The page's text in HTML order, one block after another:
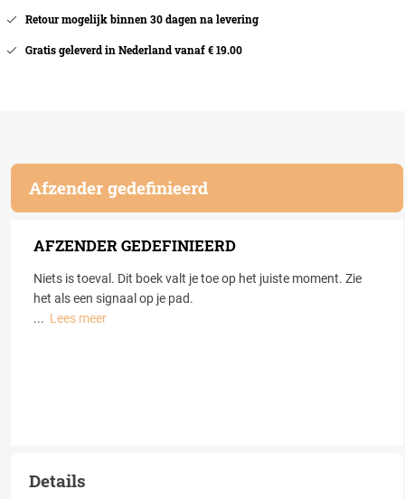
Retour mogelijk binnen 30 dagen na levering
Gratis geleverd in Nederland vanaf € 19.00
Afzender gedefinieerd
AFZENDER GEDEFINIEERD
Niets is toeval. Dit boek valt je toe op het juiste moment. Zie
het als een signaal op je pad.
... Lees meer
Details